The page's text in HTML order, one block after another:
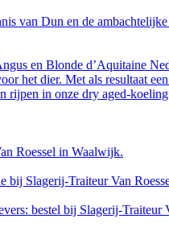
van Dun en de
en Blonde d’Aquitaine
het dier. Met als resultaat
rijpen in onze dry aged-
Roessel in Waalwijk.
bij Slagerij-Traiteur Van
bestel bij Slagerij-Traiteur